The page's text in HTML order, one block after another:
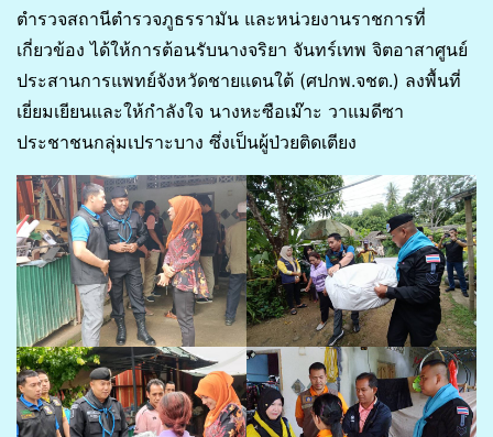
ตำรวจสถานีตำรวจภูธรรามัน และหน่วยงานราชการที่
เกี่ยวข้อง ได้ให้การต้อนรับนางจริยา จันทร์เทพ จิตอาสาศูนย์
ประสานการแพทย์จังหวัดชายแดนใต้ (ศปกพ.จชต.) ลงพื้นที่
เยี่ยมเยียนและให้กำลังใจ นางหะซือเม๊าะ วาแมดีซา
ประชาชนกลุ่มเปราะบาง ซึ่งเป็นผู้ป่วยติดเตียง